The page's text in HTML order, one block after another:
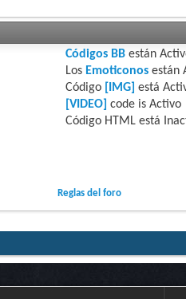
Códigos BBestán
Los Emoticonosestán
Código
[IMG] está
[VIDEO] code is Activo
Código HTML está
Reglas del foro